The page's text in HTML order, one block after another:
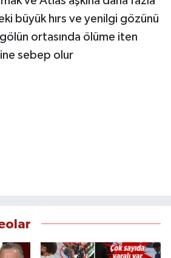
büyük hırs ve yenilgi gözünü
ortasında ölüme iten
sebep olur